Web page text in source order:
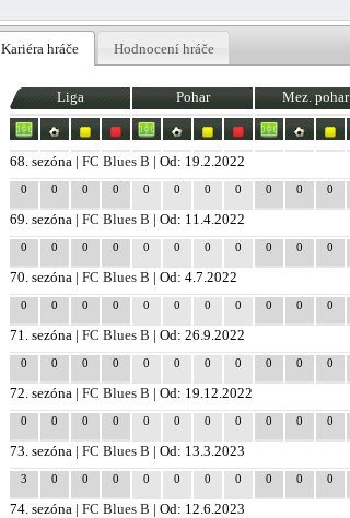
Kariéra hráče Hodnocení hráče
Liga Pohar Mez. pohar
68. sezóna |FC Blues B | Od: 19.2.2022
0 0 0 0 0 0 0 0 0 0 0
69. sezóna |FC Blues B | Od: 11.4.2022
0 0 0 0 0 0 0 0 0 0 0
70. sezóna |FC Blues B | Od: 4.7.2022
0 0 0 0 0 0 0 0 0 0 0
71. sezóna |FC Blues B | Od: 26.9.2022
0 0 0 0 0 0 0 0 0 0 0
72. sezóna |FC Blues B | Od: 19.12.2022
0 0 0 0 0 0 0 0 0 0 0
73. sezóna |FC Blues B | Od: 13.3.2023
3 0 0 0 0 0 0 0 0 0 0
74. sezóna |FC Blues B | Od: 12.6.2023